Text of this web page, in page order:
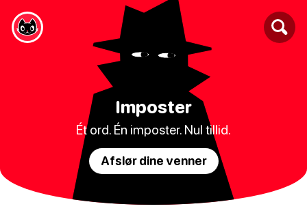
Imposter
Ét ord. Én imposter. Nul tillid.
Afslør dine venner